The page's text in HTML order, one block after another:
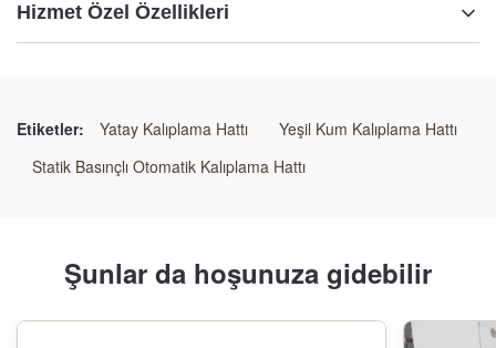
Hizmet Özel Özellikleri
kalıplama_bakımı:
kalıplama esnekliği:
Yüksek Esneklik
Etiketler: Yatay Kalıplama Hattı
Yeşil Kum Kalıplama Hattı
Statik Basınçlı Otomatik Kalıplama Hattı
Şunlar da hoşunuza gidebilir